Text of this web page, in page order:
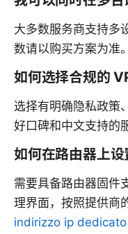
大多数服务商支持多
数请以购买方案为准。
如何选择合规的
选择有明确隐私政策
好口碑和中文支持的
如何在路由器上设
需要具备路由器固件
理界面，按照提供商
indirizzo ip